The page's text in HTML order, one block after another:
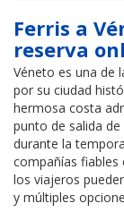
Ferris a
reserva
Véneto es una de
por su ciudad
hermosa costa
punto de salida
durante la
compañías fiables
los viajeros
y múltiples